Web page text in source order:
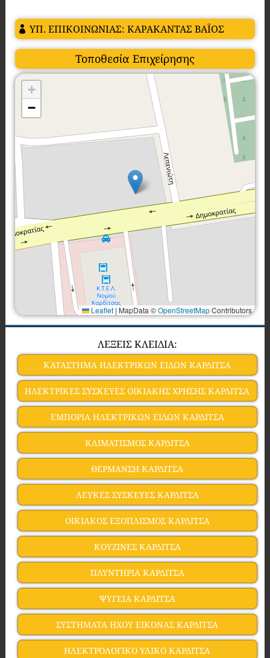
ΥΠ. ΕΠΙΚΟΙΝΩΝΙΑΣ: ΚΑΡΑΚΑΝΤΑΣ ΒΑΪΟΣ
Τοποθεσία Επιχείρησης
+
−
Leaflet | MapData ©OpenStreetMapContributors
ΛΕΞΕΙΣ ΚΛΕΙΔΙΑ:
ΚΑΤΑΣΤΗΜΑ ΗΛΕΚΤΡΙΚΩΝ ΕΙΔΩΝ ΚΑΡΔΙΤΣΑ
ΗΛΕΚΤΡΙΚΕΣ ΣΥΣΚΕΥΕΣ ΟΙΚΙΑΚΗΣ ΧΡΗΣΗΣ ΚΑΡΔΙΤΣΑ
ΕΜΠΟΡΙΑ ΗΛΕΚΤΡΙΚΩΝ ΕΙΔΩΝ ΚΑΡΔΙΤΣΑ
ΚΛΙΜΑΤΙΣΜΟΣ ΚΑΡΔΙΤΣΑ
ΘΕΡΜΑΝΣΗ ΚΑΡΔΙΤΣΑ
ΛΕΥΚΕΣ ΣΥΣΚΕΥΕΣ ΚΑΡΔΙΤΣΑ
ΟΙΚΙΑΚΟΣ ΕΞΟΠΛΙΣΜΟΣ ΚΑΡΔΙΤΣΑ
ΚΟΥΖΙΝΕΣ ΚΑΡΔΙΤΣΑ
ΠΛΥΝΤΗΡΙΑ ΚΑΡΔΙΤΣΑ
ΨΥΓΕΙΑ ΚΑΡΔΙΤΣΑ
ΣΥΣΤΗΜΑΤΑ ΗΧΟΥ ΕΙΚΟΝΑΣ ΚΑΡΔΙΤΣΑ
ΗΛΕΚΤΡΟΛΟΓΙΚΟ ΥΛΙΚΟ ΚΑΡΔΙΤΣΑ